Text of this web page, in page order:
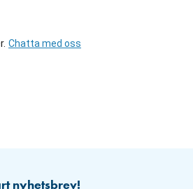
Chatta med oss
nyhetsbrev!